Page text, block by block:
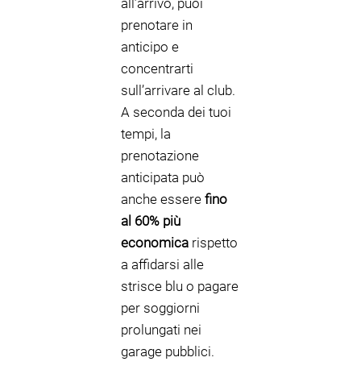
all’arrivo, puoi
prenotare in
anticipo e
concentrarti
sull’arrivare al club.
A seconda dei tuoi
tempi, la
prenotazione
anticipata può
anche essere fino
al 60% più
economica rispetto
a affidarsi alle
strisce blu o pagare
per soggiorni
prolungati nei
garage pubblici.